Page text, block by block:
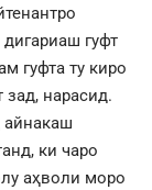
гуфт
гуфта ту киро
зад, нарасид.
айнакаш
ки чаро
аҳволи моро